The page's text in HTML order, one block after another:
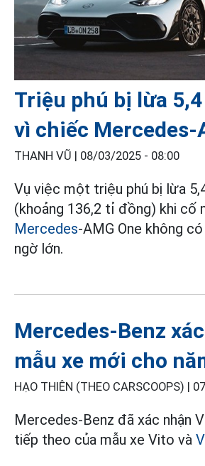
Triệu phú bị lừa
vì chiếc Mercedes-
THANH VŨ | 08/03/2025 - 08:00
Vụ việc một triệu phú bị lừa
(khoảng 136,2 tỉ đồng) khi cố
Mercedes-AMG One không
ngờ lớn.
Mercedes-Benz
mẫu xe mới cho
HẠO THIÊN (THEO CARSCOOPS) |
Mercedes-Benz đã xác nhận
tiếp theo của mẫu xe Vito và